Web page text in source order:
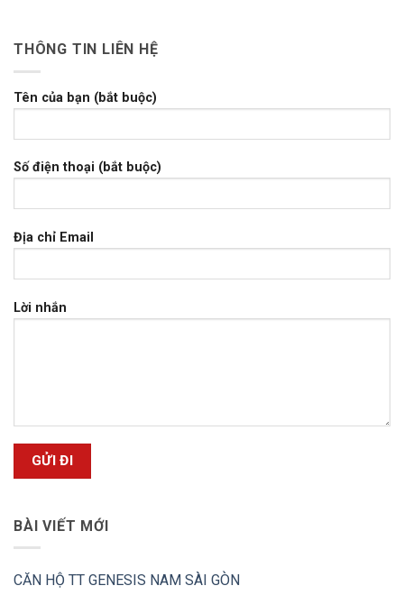
THÔNG TIN LIÊN HỆ
Tên của bạn (bắt buộc)
Số điện thoại (bắt buộc)
Địa chỉ Email
Lời nhắn
BÀI VIẾT MỚI
CĂN HỘ TT GENESIS NAM SÀI GÒN